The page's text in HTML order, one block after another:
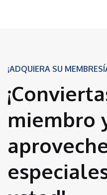
¡ADQUIERA SU
miembro